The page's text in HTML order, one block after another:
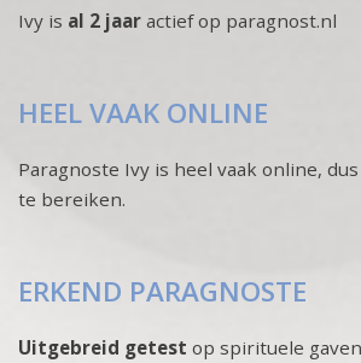
Ivy is al 2 jaar actief op paragnost.nl
HEEL VAAK ONLINE
Paragnoste Ivy is heel vaak online,
te bereiken.
ERKEND PARAGNOSTE
Uitgebreid getest op spirituele